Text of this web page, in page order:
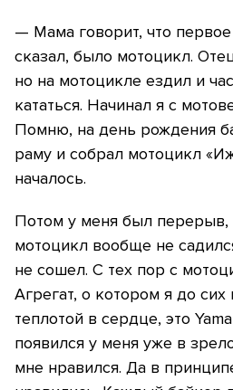
— Мама говорит, что
сказал, было мотоцикл.
но на мотоцикле ездил и
кататься. Начинал я с
Помню, на день рождения
раму и собрал мотоцикл
началось.
Потом у меня был перерыв,
мотоцикл вообще не
не сошел. С тех пор с
Агрегат, о котором я до
теплотой в сердце, это
появился у меня уже в
мне нравился. Да в